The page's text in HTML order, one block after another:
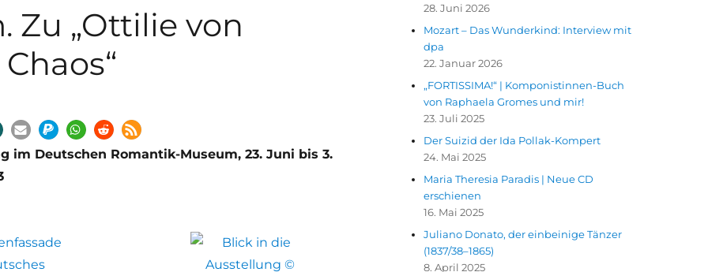
Zu „Ottilie von
im Deutschen Romantik-Museum, 23. Juni bis 3.
28. Juni 2026
Mozart – Das Wunderkind: Interview mit
dpa
22. Januar 2026
„FORTISSIMA!“ | Komponistinnen-Buch
von Raphaela Gromes und mir!
23. Juli 2025
Der Suizid der Ida Pollak-Kompert
24. Mai 2025
Maria Theresia Paradis | Neue CD
erschienen
16. Mai 2025
Juliano Donato, der einbeinige Tänzer
(1837/38–1865)
8. April 2025